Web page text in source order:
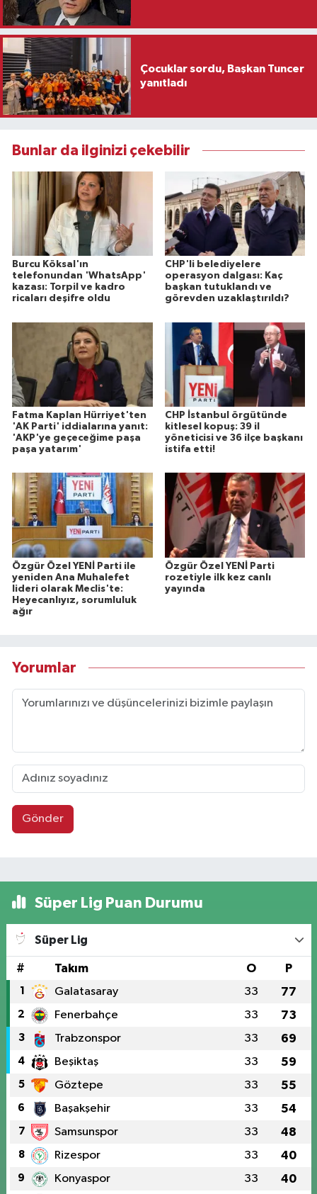
Çocuklar sordu, Başkan Tuncer
yanıtladı
Bunlar da ilginizi çekebilir
Burcu Köksal'ın
telefonundan 'WhatsApp'
kazası: Torpil ve kadro
ricaları deşifre oldu
CHP'li belediyelere
operasyon dalgası: Kaç
başkan tutuklandı ve
görevden uzaklaştırıldı?
Fatma Kaplan Hürriyet'ten
'AK Parti' iddialarına yanıt:
'AKP'ye geçeceğime paşa
paşa yatarım'
CHP İstanbul örgütünde
kitlesel kopuş: 39 il
yöneticisi ve 36 ilçe başkanı
istifa etti!
Özgür Özel YENİ Parti ile
yeniden Ana Muhalefet
lideri olarak Meclis'te:
Heyecanlıyız, sorumluluk
ağır
Özgür Özel YENİ Parti
rozetiyle ilk kez canlı
yayında
Yorumlar
Gönder
Süper Lig Puan Durumu
Süper Lig
# Takım O P
1 Galatasaray 33 77
2 Fenerbahçe 33 73
3 Trabzonspor 33 69
4 Beşiktaş 33 59
5 Göztepe 33 55
6 Başakşehir 33 54
7 Samsunspor 33 48
8 Rizespor 33 40
9 Konyaspor 33 40